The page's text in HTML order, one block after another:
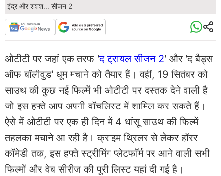
इंद्र और शशश... सीजन 2
ओटीटी पर जहां एक तरफ 'द ट्रायल सीजन 2' और 'द बैड्स
ऑफ बॉलीवुड' धूम मचाने को तैयार हैं। वहीं, 19 सितंबर को
साउथ की कुछ नई फिल्में भी ओटीटी पर दस्तक देने वाली है
जो इस हफ्ते आप अपनी वॉचलिस्ट में शामिल कर सकते हैं।
ऐसे में ओटीटी पर एक ही दिन में 4 धांसू साउथ की फिल्में
तहलका मचाने आ रही है। क्राइम थ्रिलर से लेकर हॉरर
कॉमेडी तक, इस हफ्ते स्ट्रीमिंग प्लेटफॉर्म पर आने वाली सभी
फिल्मों और वेब सीरीज की पूरी लिस्ट यहां दी गई है।